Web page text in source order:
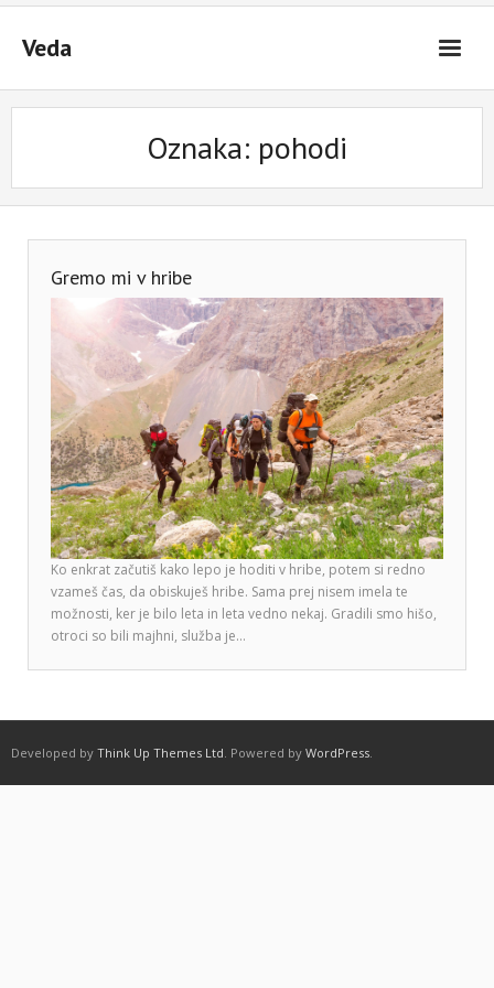
Skip
contentVeda
Oznaka: pohodi
Gremo mi v hribe
Ko enkrat začutiš kako lepo je hoditi v hribe, potem si redno
vzameš čas, da obiskuješ hribe. Sama prej nisem imela te
možnosti, ker je bilo leta in leta vedno nekaj. Gradili smo hišo,
otroci so bili majhni, služba je…
Developed by Think Up Themes Ltd. Powered by WordPress.